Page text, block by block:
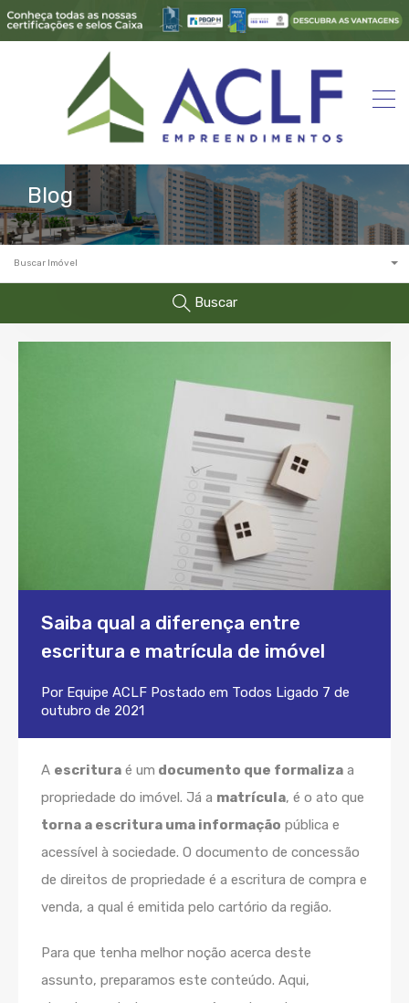
Blog
Buscar Imóvel
Buscar
Saiba qual a diferença entre
escritura e matrícula de imóvel
Por Equipe ACLF Postado em Todos Ligado 7 de
outubro de 2021
A escritura é um documento que formaliza a
propriedade do imóvel. Já a matrícula, é o ato que
torna a escritura uma informação pública e
acessível à sociedade. O documento de concessão
de direitos de propriedade é a escritura de compra e
venda, a qual é emitida pelo cartório da região.
Para que tenha melhor noção acerca deste
assunto, preparamos este conteúdo. Aqui,